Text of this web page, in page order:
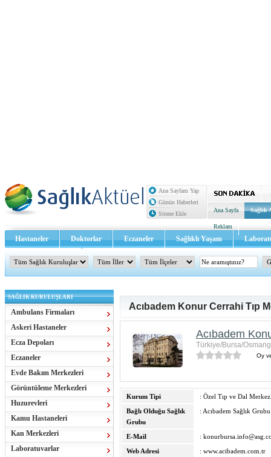
Ana Sayfam Yap
Günün Haberleri
Sitene Ekle
Ana Sayfa Sağlık
Reklam
Hastaneler Doktorlar Eczaneler Sağlıklı Yaşam
Sağlık TV - Video İletişim
SAĞLIK KURULUŞLARI
Ambulans Firmaları
Askeri Hastaneler
Ecza Depoları
Eczaneler
Evde Bakım Merkezleri
Görüntüleme Merkezleri
Huzurevleri
Kamu Hastaneleri
Kan Merkezleri
Laboratuvarlar
Acıbadem Konur Cerrahi Tıp
Acıbadem
Türkiye/Bursa/
Oy
Kurum Tipi
: Özel Tıp ve Dal
Bağlı Olduğu Sağlık
Grubu
: Acıbadem Sağlık Grubu
E-Mail :
Web Adresi
: www.acibadem.com.tr